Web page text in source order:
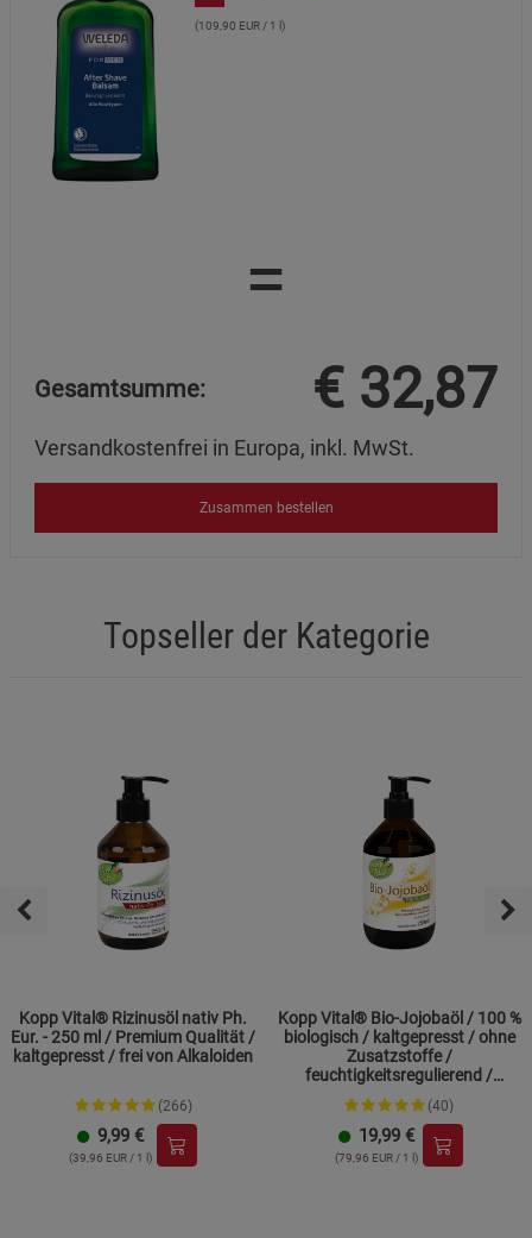
(109,90 EUR / 1 l)
=
Gesamtsumme: € 32,87
Versandkostenfrei in Europa, inkl. MwSt.
Zusammen bestellen
Topseller der Kategorie
Kopp Vital® Rizinusöl nativ Ph.
Eur. - 250 ml / Premium Qualität /
kaltgepresst / frei von Alkaloiden
(266)
9,99 €
(39,96 EUR / 1 l)
Kopp Vital® Bio-Jojobaöl / 100 %
biologisch / kaltgepresst / ohne
Zusatzstoffe /
feuchtigkeitsregulierend /
Hautpflege
(40)
19,99 €
(79,96 EUR / 1 l)